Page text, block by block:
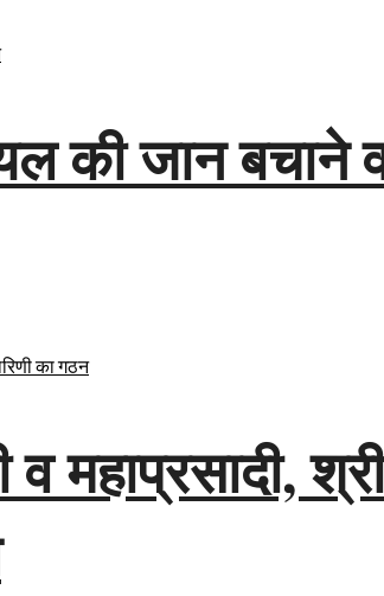
की जान बचाने
महाप्रसादी,